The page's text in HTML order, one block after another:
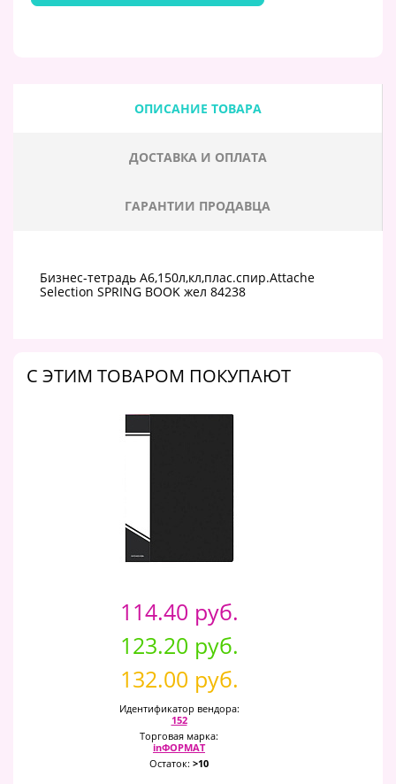
ОПИСАНИЕ ТОВАРА
ДОСТАВКА И ОПЛАТА
ГАРАНТИИ ПРОДАВЦА
Бизнес-тетрадь A6,150л,кл,плас.спир.Attache
Selection SPRING BOOK жел 84238
C ЭТИМ ТОВАРОМ ПОКУПАЮТ
114.40 руб.
123.20 руб.
132.00 руб.
Идентификатор вендора:
152
Торговая марка:
inФОРМАТ
Остаток: >10